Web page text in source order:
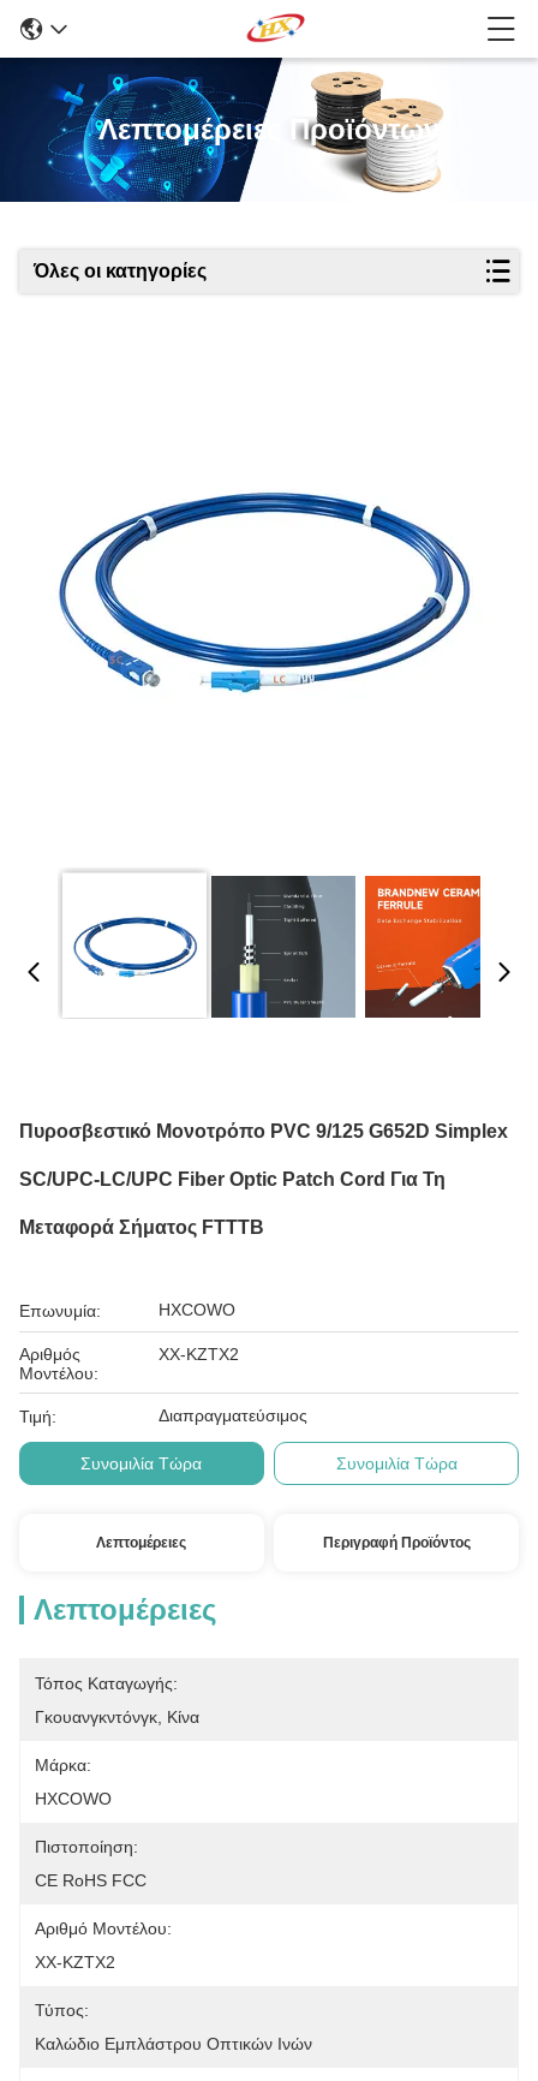
Λεπτομέρειες Προϊόντων
Όλες οι κατηγορίες
Πυροσβεστικό Μονοτρόπο PVC 9/125 G652D Simplex
SC/UPC-LC/UPC Fiber Optic Patch Cord Για Τη
Μεταφορά Σήματος FTTTB
Επωνυμία: HXCOWO
Αριθμός
Μοντέλου:
ΧΧ-KZTX2
Τιμή: Διαπραγματεύσιμος
Συνομιλία Τώρα Συνομιλία Τώρα
Λεπτομέρειες Περιγραφή Προϊόντος
Λεπτομέρειες
Τόπος Καταγωγής:
Γκουανγκντόνγκ, Κίνα
Μάρκα:
HXCOWO
Πιστοποίηση:
CE RoHS FCC
Αριθμό Μοντέλου:
ΧΧ-KZTX2
Τύπος:
Καλώδιο Εμπλάστρου Οπτικών Ινών